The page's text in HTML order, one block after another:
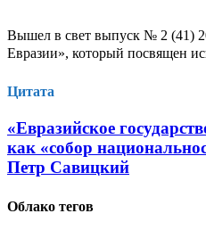
Вышел в свет выпуск № 2 (41)
Евразии», который посвящен
Цитата
«Евразийское
как «собор
Петр Савицкий
Облако тегов